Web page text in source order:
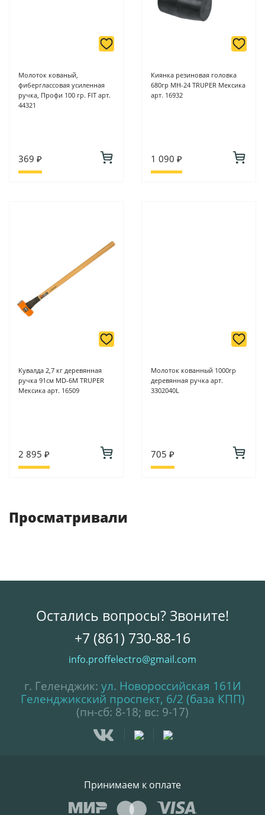
Молоток кованый,
фиберглассовая усиленная
ручка, Профи 100 гр. FIT арт.
44321
369 ₽
Киянка резиновая головка
680гр MH-24 TRUPER Мексика
арт. 16932
1 090 ₽
Кувалда 2,7 кг деревянная
ручка 91см MD-6M TRUPER
Мексика арт. 16509
2 895 ₽
Молоток кованный 1000гр
деревянная ручка арт.
3302040L
705 ₽
Просматривали
Остались вопросы? Звоните!
+7 (861) 730-88-16
info.proffelectro@gmail.com
г. Геленджик: ул. Новороссийская 161И
Геленджикский проспект, 6/2 (база КПП)
(пн-сб: 8-18; вс: 9-17)
Принимаем к оплате